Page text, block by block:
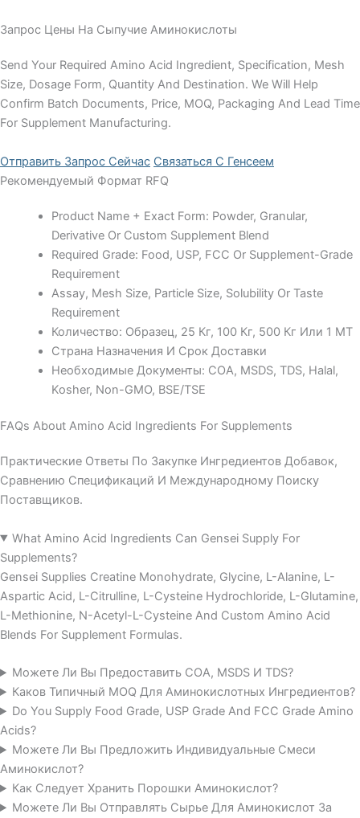
Запрос Цены На Сыпучие Аминокислоты
Send Your Required Amino Acid Ingredient, Specification, Mesh
Size, Dosage Form, Quantity And Destination. We Will Help
Confirm Batch Documents, Price, MOQ, Packaging And Lead Time
For Supplement Manufacturing.
Отправить Запрос Сейчас Связаться С Генсеем
Рекомендуемый Формат RFQ
Product Name + Exact Form: Powder, Granular,
Derivative Or Custom Supplement Blend
Required Grade: Food, USP, FCC Or Supplement-Grade
Requirement
Assay, Mesh Size, Particle Size, Solubility Or Taste
Requirement
Количество: Образец, 25 Кг, 100 Кг, 500 Кг Или 1 MT
Страна Назначения И Срок Доставки
Необходимые Документы: COA, MSDS, TDS, Halal,
Kosher, Non-GMO, BSE/TSE
FAQs About Amino Acid Ingredients For Supplements
Практические Ответы По Закупке Ингредиентов Добавок,
Сравнению Спецификаций И Международному Поиску
Поставщиков.
What Amino Acid Ingredients Can Gensei Supply For
Supplements?
Gensei Supplies Creatine Monohydrate, Glycine, L-Alanine, L-
Aspartic Acid, L-Citrulline, L-Cysteine Hydrochloride, L-Glutamine,
L-Methionine, N-Acetyl-L-Cysteine And Custom Amino Acid
Blends For Supplement Formulas.
Можете Ли Вы Предоставить COA, MSDS И TDS?
Каков Типичный MOQ Для Аминокислотных Ингредиентов?
Do You Supply Food Grade, USP Grade And FCC Grade Amino
Acids?
Можете Ли Вы Предложить Индивидуальные Смеси
Аминокислот?
Как Следует Хранить Порошки Аминокислот?
Можете Ли Вы Отправлять Сырье Для Аминокислот За